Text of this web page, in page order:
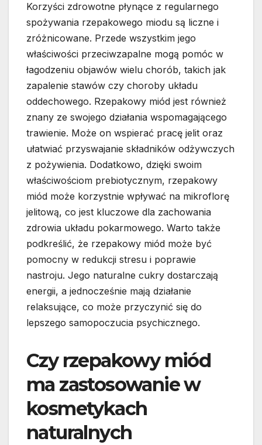
Korzyści zdrowotne płynące z regularnego
spożywania rzepakowego miodu są liczne i
zróżnicowane. Przede wszystkim jego
właściwości przeciwzapalne mogą pomóc w
łagodzeniu objawów wielu chorób, takich jak
zapalenie stawów czy choroby układu
oddechowego. Rzepakowy miód jest również
znany ze swojego działania wspomagającego
trawienie. Może on wspierać pracę jelit oraz
ułatwiać przyswajanie składników odżywczych
z pożywienia. Dodatkowo, dzięki swoim
właściwościom prebiotycznym, rzepakowy
miód może korzystnie wpływać na mikroflorę
jelitową, co jest kluczowe dla zachowania
zdrowia układu pokarmowego. Warto także
podkreślić, że rzepakowy miód może być
pomocny w redukcji stresu i poprawie
nastroju. Jego naturalne cukry dostarczają
energii, a jednocześnie mają działanie
relaksujące, co może przyczynić się do
lepszego samopoczucia psychicznego.
Czy rzepakowy miód
ma zastosowanie w
kosmetykach
naturalnych